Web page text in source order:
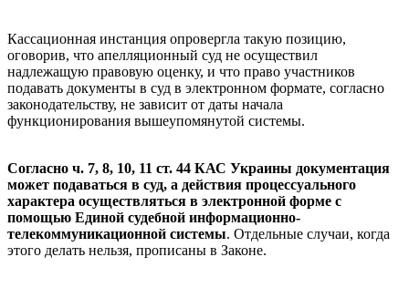
Кассационная инстанция опровергла такую позицию,
оговорив, что апелляционный суд не осуществил
надлежащую правовую оценку, и что право участников
подавать документы в суд в электронном формате, согласно
законодательству, не зависит от даты начала
функционирования вышеупомянутой системы.
Согласно ч. 7, 8, 10, 11 ст. 44 КАС Украины документация
может подаваться в суд, а действия процессуального
характера осуществляться в электронной форме с
помощью Единой судебной информационно-
телекоммуникационной системы. Отдельные случаи, когда
этого делать нельзя, прописаны в Законе.